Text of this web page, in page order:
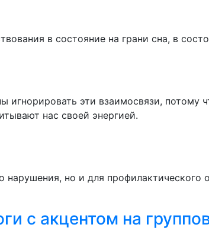
в состояние на грани сна, в
эти взаимосвязи, потому
нас своей энергией.
но и для профилактического
с акцентом на